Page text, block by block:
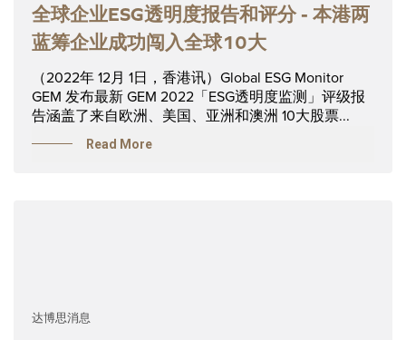
全球企业ESG透明度报告和评分 - 本港两
蓝筹企业成功闯入全球10大
（2022年 12月 1日，香港讯）Global ESG Monitor
GEM 发布最新 GEM 2022「ESG透明度监测」评级报
告涵盖了来自欧洲、美国、亚洲和澳洲 10大股票...
Read More
达博思消息